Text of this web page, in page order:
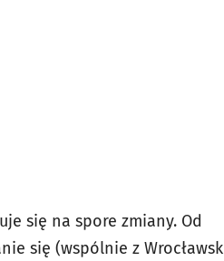
się na spore zmiany. Od
się (wspólnie z